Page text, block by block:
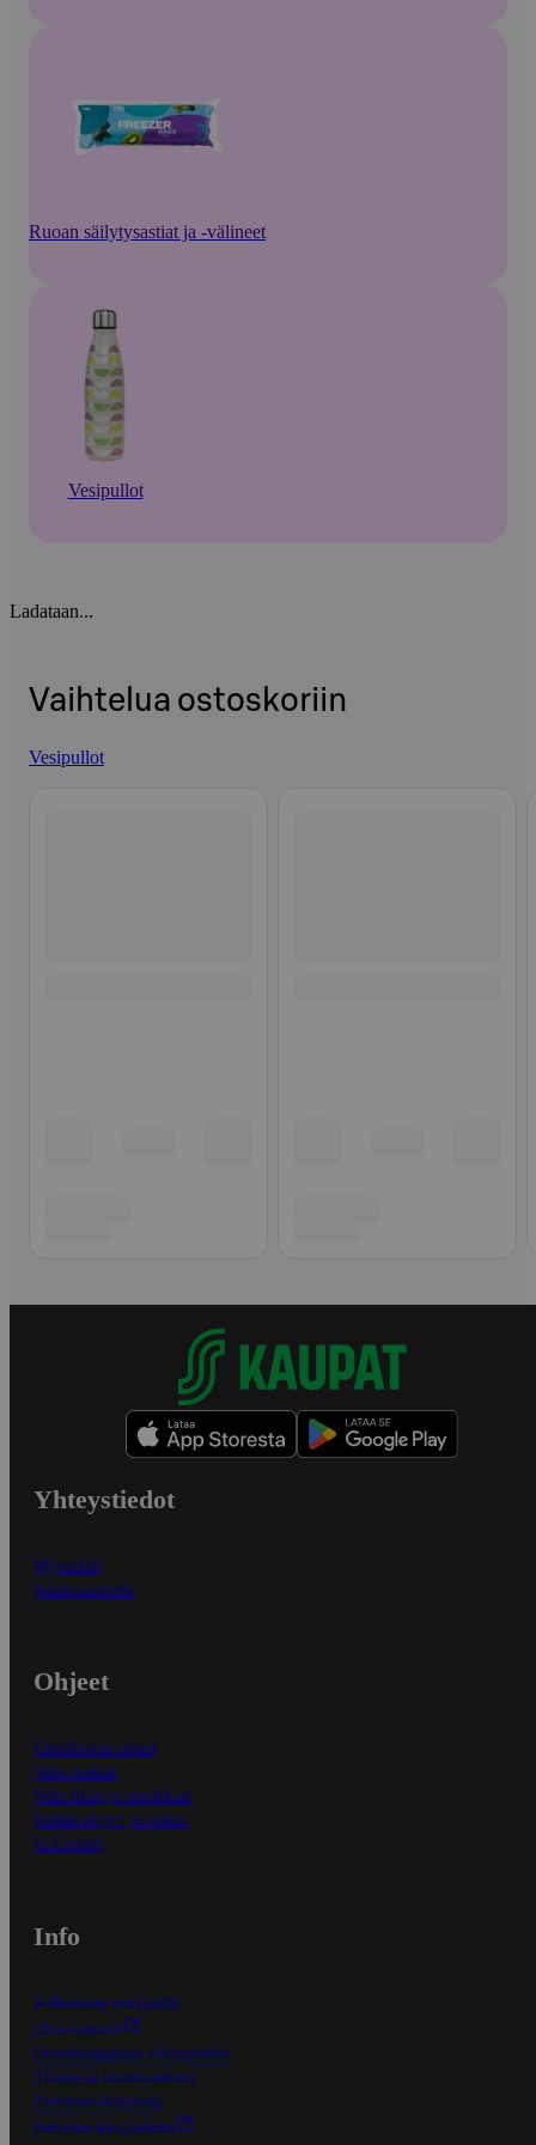
Ruoan säilytysastiat ja -välineet
Vesipullot
Ladataan...
Vaihtelua ostoskoriin
Vesipullot
Yhteystiedot
Myymälät
Asiakaspalvelu
Ohjeet
Ensitilaajan ohjeet
Näin maksat
Näin tilaat ja muokkaat
Kaikki ohjeet ja vinkit
In English
Info
S-Business yrityksille
Oiva-raportit
Osuuskauppojen yhteystiedot
Tilaus- ja toimitusehdot
Tietosuojakäytäntö
Palvelun käyttöehdot